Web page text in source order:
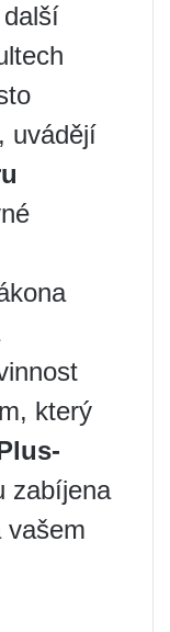
uvádějí
který
zabíjena
vašem